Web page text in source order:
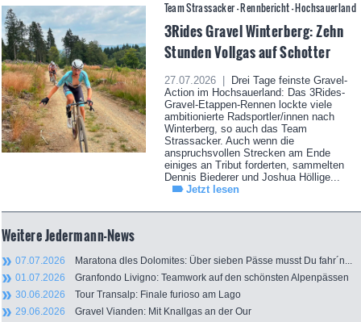
Team Strassacker - Rennbericht - Hochsauerland
3Rides Gravel Winterberg: Zehn
Stunden Vollgas auf Schotter
27.07.2026 |
Drei Tage feinste Gravel-
Action im Hochsauerland: Das 3Rides-
Gravel-Etappen-Rennen lockte viele
ambitionierte Radsportler/innen nach
Winterberg, so auch das Team
Strassacker. Auch wenn die
anspruchsvollen Strecken am Ende
einiges an Tribut forderten, sammelten
Dennis Biederer und Joshua Höllige...
Jetzt lesen
Weitere Jedermann-News
07.07.2026 Maratona dles Dolomites: Über sieben Pässe musst Du fahr´n...
01.07.2026 Granfondo Livigno: Teamwork auf den schönsten Alpenpässen
30.06.2026 Tour Transalp: Finale furioso am Lago
29.06.2026 Gravel Vianden: Mit Knallgas an der Our